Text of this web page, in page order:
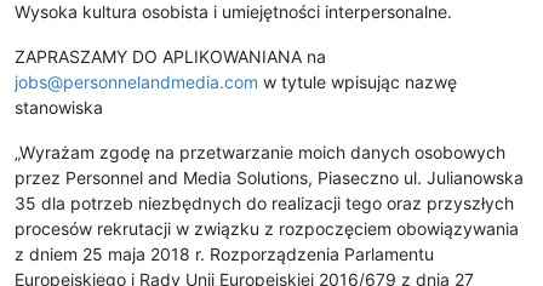
Wysoka kultura osobista i umiejętności interpersonalne.
ZAPRASZAMY DO APLIKOWANIANA na
jobs@personnelandmedia.com w tytule wpisując nazwę
stanowiska
„Wyrażam zgodę na przetwarzanie moich danych osobowych
przez Personnel and Media Solutions, Piaseczno ul. Julianowska
35 dla potrzeb niezbędnych do realizacji tego oraz przyszłych
procesów rekrutacji w związku z rozpoczęciem obowiązywania
z dniem 25 maja 2018 r. Rozporządzenia Parlamentu
Europejskiego i Rady Unii Europejskiej 2016/679 z dnia 27